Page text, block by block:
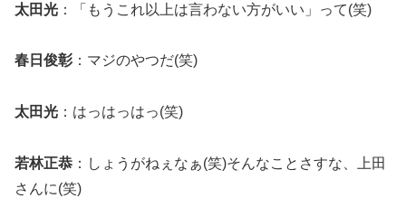
太田光 ：「もうこれ以上は言わない方がいい」って(笑)
春日俊彰 ：マジのやつだ(笑)
太田光 ：はっはっはっ(笑)
若林正恭 ：しょうがねぇなぁ(笑)そんなことさすな、上田
さんに(笑)